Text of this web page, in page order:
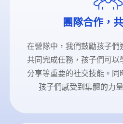
團隊合作，
在營隊中，我們鼓勵孩子們
共同完成任務，孩子們可以
分享等重要的社交技能。
孩子們感受到集體的力